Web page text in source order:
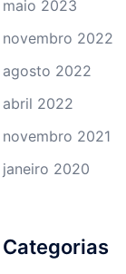
maio 2023
novembro 2022
agosto 2022
abril 2022
novembro 2021
janeiro 2020
Categorias